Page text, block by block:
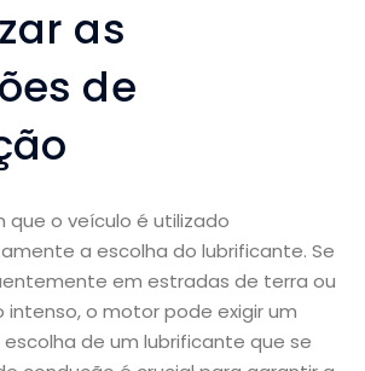
as
de
que o veículo é utilizado
a escolha do lubrificante. Se
em estradas de terra ou
o motor pode exigir um
de um lubrificante que se